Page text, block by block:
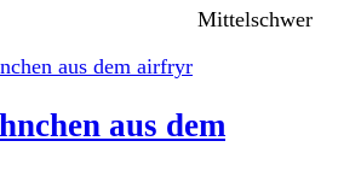
Mittelschwer
aus dem